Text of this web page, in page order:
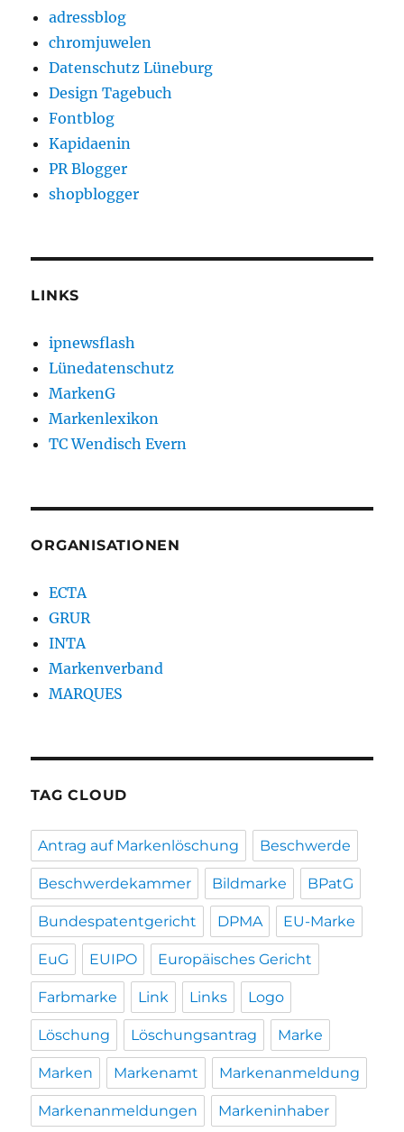
adressblog
chromjuwelen
Datenschutz Lüneburg
Design Tagebuch
Fontblog
Kapidaenin
PR Blogger
shopblogger
LINKS
ipnewsflash
Lünedatenschutz
MarkenG
Markenlexikon
TC Wendisch Evern
ORGANISATIONEN
ECTA
GRUR
INTA
Markenverband
MARQUES
TAG CLOUD
Antrag auf Markenlöschung Beschwerde
Beschwerdekammer Bildmarke BPatG
Bundespatentgericht DPMA EU-Marke
EuG EUIPO Europäisches Gericht
Farbmarke Link Links Logo
Löschung Löschungsantrag Marke
Marken Markenamt Markenanmeldung
Markenanmeldungen Markeninhaber